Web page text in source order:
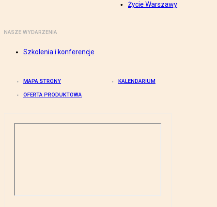
Życie Warszawy
NASZE WYDARZENIA
Szkolenia i konferencje
MAPA STRONY KALENDARIUM
OFERTA PRODUKTOWA